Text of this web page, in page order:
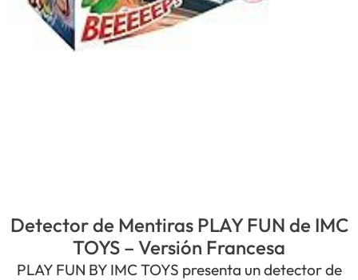
Detector de Mentiras PLAY FUN de IMC
TOYS – Versión Francesa
PLAY FUN BY IMC TOYS presenta un detector de